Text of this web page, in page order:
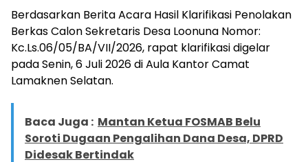
Berdasarkan Berita Acara Hasil Klarifikasi Penolakan
Berkas Calon Sekretaris Desa Loonuna Nomor:
Kc.Ls.06/05/BA/VII/2026, rapat klarifikasi digelar
pada Senin, 6 Juli 2026 di Aula Kantor Camat
Lamaknen Selatan.
Baca Juga : Mantan Ketua FOSMAB Belu
Soroti Dugaan Pengalihan Dana Desa, DPRD
Didesak Bertindak